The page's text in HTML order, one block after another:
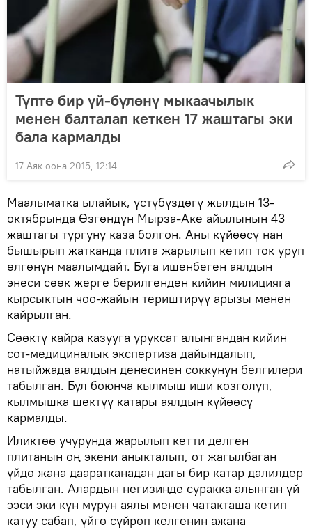
Түптө бир үй-бүлөнү мыкаачылык
менен балталап кеткен 17 жаштагы эки
бала кармалды
17 Аяк оона 2015, 12:14
Маалыматка ылайык, үстүбүздөгү жылдын 13-
октябрында Өзгөндүн Мырза-Аке айылынын 43
жаштагы тургуну каза болгон. Аны күйөөсү нан
бышырып жатканда плита жарылып кетип ток уруп
өлгөнүн маалымдайт. Буга ишенбеген аялдын
энеси сөөк жерге берилгенден кийин милицияга
кырсыктын чоо-жайын териштирүү арызы менен
кайрылган.
Сөөктү кайра казууга уруксат алынгандан кийин
сот-медициналык экспертиза дайындалып,
натыйжада аялдын денесинен соккунун белгилери
табылган. Бул боюнча кылмыш иши козголуп,
кылмышка шектүү катары аялдын күйөөсү
кармалды.
Иликтөө учурунда жарылып кетти делген
плитанын оң экени аныкталып, от жагылбаган
үйдө жана дааратканадан дагы бир катар далилдер
табылган. Алардын негизинде суракка алынган үй
ээси эки күн мурун аялы менен чатакташа кетип
катуу сабап, үйгө сүйрөп келгенин ажана